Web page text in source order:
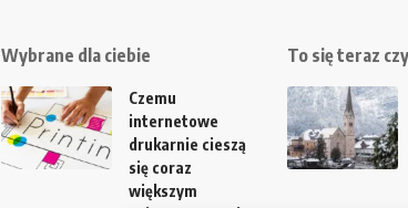
Wybrane dla ciebie
Czemu
internetowe
drukarnie cieszą
się coraz
większym
To się teraz